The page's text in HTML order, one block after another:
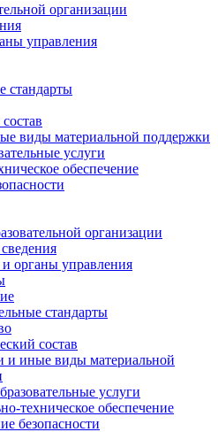
организации
управления
стандарты
виды материальной поддержки
услуги
обеспечение
организации
органы управления
стандарты
состав
и иные виды материальной
услуги
техническое обеспечение
безопасности